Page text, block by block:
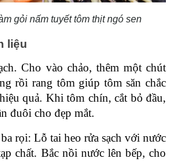
gỏi nấm tuyết tôm thịt ngó sen
liệu
Cho vào chảo, thêm một chút
rồi rang tôm giúp tôm săn chắc
quả. Khi tôm chín, cắt bỏ đầu,
đuôi cho đẹp mắt.
rọi: Lỗ tai heo rửa sạch với nước
chất. Bắc nồi nước lên bếp, cho